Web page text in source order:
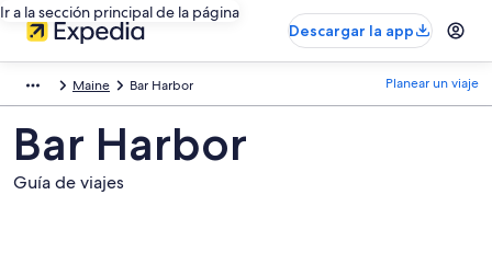
Ir a la sección principal de la página
Descargar la app
Maine Bar Harbor Planear un viaje
Bar Harbor
Guía de viajes